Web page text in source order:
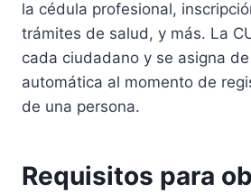
la cédula profesional,
trámites de salud, y más. La
cada ciudadano y se asigna
automática al momento de
de una persona.
Requisitos para